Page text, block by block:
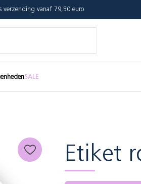
verzending vanaf 79,50 euro
SALE
Etiket